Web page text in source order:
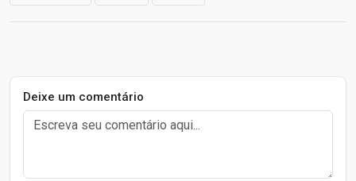
Deixe um comentário